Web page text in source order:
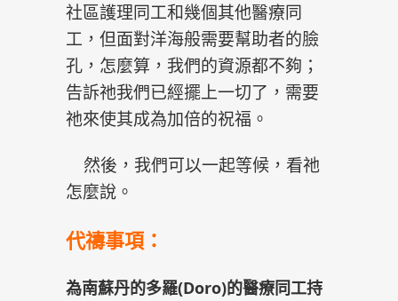
社區護理同工和幾個其他醫療同
工，但面對洋海般需要幫助者的臉
孔，怎麼算，我們的資源都不夠；
告訴祂我們已經擺上一切了，需要
祂來使其成為加倍的祝福。
然後，我們可以一起等候，看祂
怎麼說。
代禱事項：
為南蘇丹的多羅(Doro)的醫療同工持